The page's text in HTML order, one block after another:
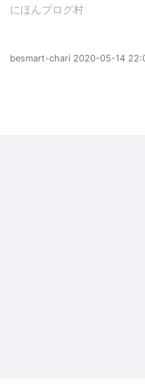
にほんブログ村
besmart-chari 2020-05-14